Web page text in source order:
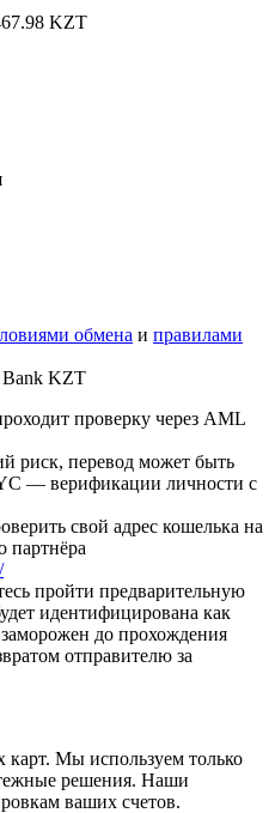
KZT
обмена и правилами
Bank KZT
проверку через AML
риск, перевод может быть
— верификации личности с
свой адрес кошелька на
партнёра
пройти предварительную
идентифицирована как
до прохождения
отправителю за
Мы используем только
решения. Наши
ваших счетов.